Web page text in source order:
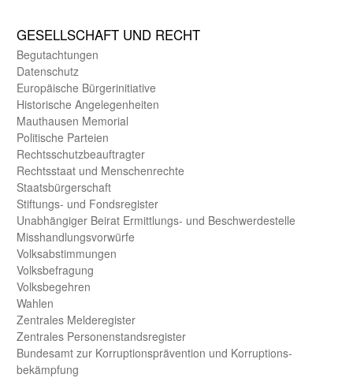
GE­SELL­SCHAFT UND RECHT
Begut­achtungen
Daten­schutz
Europäische Bürger­initiative
Historische Angelegen­heiten
Mauthausen Memorial
Politische Parteien
Rechts­schutz­beauftragter
Rechts­staat und Menschen­rechte
Staats­bürger­schaft
Stiftungs- und Fonds­register
Unab­hängiger Beirat Ermittlungs- und Beschwerde­stelle
Misshandlungs­vorwürfe
Volks­abstimmungen
Volks­befragung
Volks­begehren
Wahlen
Zentrales Melde­register
Zentrales Personen­stands­register
Bundes­amt zur Korrup­tions­prävention und Korrup­tions­
bekämpfung